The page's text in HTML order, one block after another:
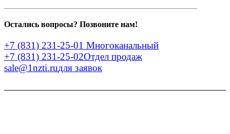
Остались вопросы? Позвоните нам!
+7 (831) 231-25-01 Многоканальный
+7 (831) 231-25-02Отдел продаж
sale@1nzti.ruдля заявок